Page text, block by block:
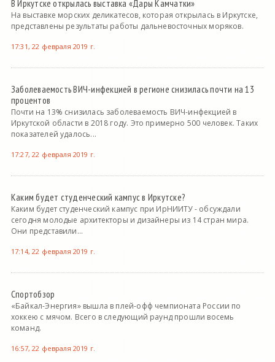
В Иркутске открылась выставка «Дары Камчатки»
На выставке морских деликатесов, которая открылась в Иркутске,
представлены результаты работы дальневосточных моряков.
17:31, 22 февраля 2019 г.
Заболеваемость ВИЧ-инфекцией в регионе снизилась почти на 13
процентов
Почти на 13% снизилась заболеваемость ВИЧ-инфекцией в
Иркутской области в 2018 году. Это примерно 500 человек. Таких
показателей удалось...
17:27, 22 февраля 2019 г.
Каким будет студенческий кампус в Иркутске?
Каким будет студенческий кампус при ИрНИИТУ - обсуждали
сегодня молодые архитекторы и дизайнеры из 14 стран мира.
Они представили...
17:14, 22 февраля 2019 г.
Спортобзор
«Байкал-Энергия» вышла в плей-офф чемпионата России по
хоккею с мячом. Всего в следующий раунд прошли восемь
команд.
16:57, 22 февраля 2019 г.